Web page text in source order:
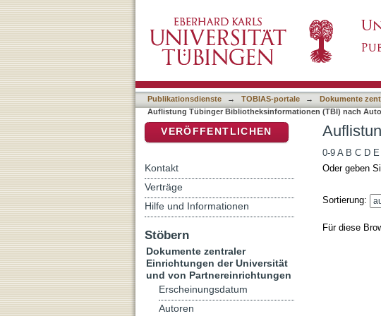
Publikationsdienste → TOBIAS-portale → Dokumente
Auflistung Tübinger Bibliotheksinformationen (TBI) nach
0-9 A B C D E
Oder geben
Sortierung:
Für diese
VERÖFFENTLICHEN
Kontakt
Verträge
Hilfe und Informationen
Stöbern
Dokumente zentraler
Einrichtungen der Universität
und von Partnereinrichtungen
Erscheinungsdatum
Autoren